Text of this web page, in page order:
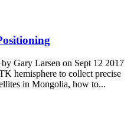
Gary Larsen on Sept 12 2017
hemisphere to collect precise
in Mongolia, how to...